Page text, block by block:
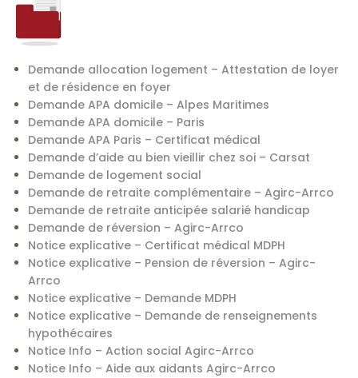
Demande allocation logement – Attestation de loyer
et de résidence en foyer
Demande APA domicile – Alpes Maritimes
Demande APA domicile – Paris
Demande APA Paris – Certificat médical
Demande d’aide au bien vieillir chez soi – Carsat
Demande de logement social
Demande de retraite complémentaire – Agirc-Arrco
Demande de retraite anticipée salarié handicap
Demande de réversion – Agirc-Arrco
Notice explicative – Certificat médical MDPH
Notice explicative – Pension de réversion – Agirc-
Arrco
Notice explicative – Demande MDPH
Notice explicative – Demande de renseignements
hypothécaires
Notice Info – Action social Agirc-Arrco
Notice Info – Aide aux aidants Agirc-Arrco